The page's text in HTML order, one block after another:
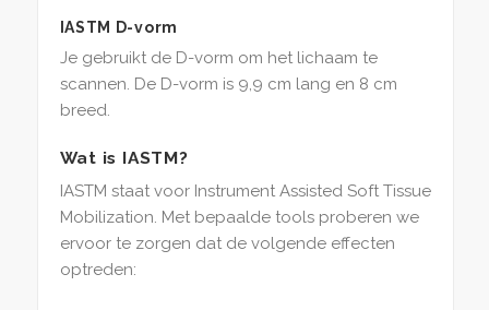
IASTM D-vorm
Je gebruikt de D-vorm om het lichaam te
scannen. De D-vorm is 9,9 cm lang en 8 cm
breed.
Wat is IASTM?
IASTM staat voor Instrument Assisted Soft Tissue
Mobilization. Met bepaalde tools proberen we
ervoor te zorgen dat de volgende effecten
optreden: